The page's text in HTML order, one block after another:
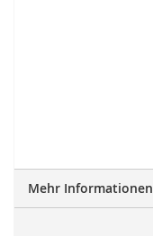
Mehr Informationen